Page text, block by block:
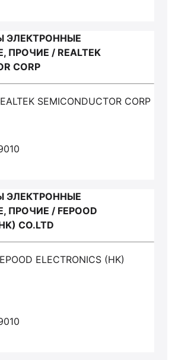
ЭЛЕКТРОННЫЕ
ПРОЧИЕ / REALTEK
CORP
SEMICONDUCTOR CORP
ЭЛЕКТРОННЫЕ
ПРОЧИЕ / FEPOOD
CO.LTD
ELECTRONICS (HK)